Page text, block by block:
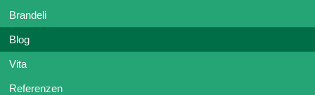
Brandeli
Blog
Vita
Referenzen